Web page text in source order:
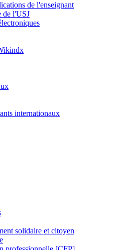
de l'enseignant
de l'USJ
internationaux
solidaire et citoyen